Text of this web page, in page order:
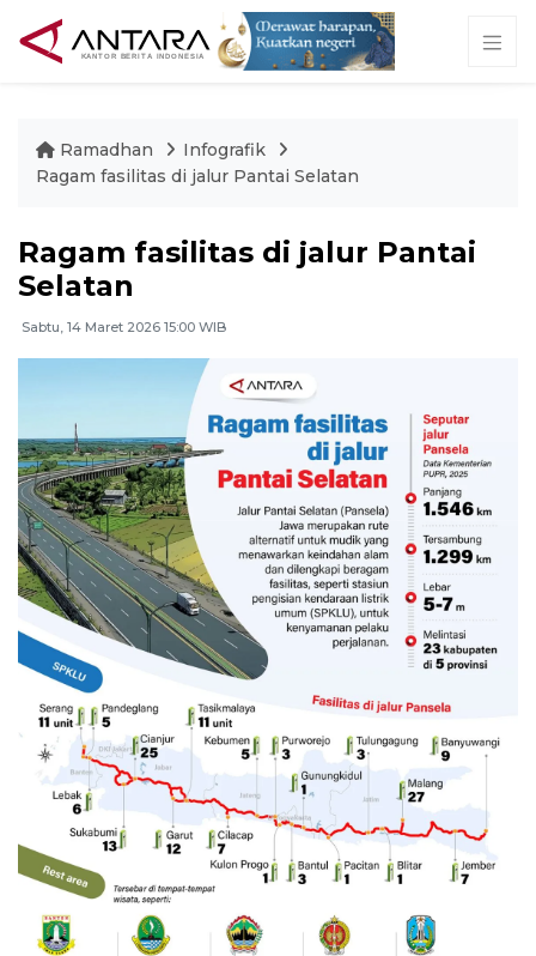
Ramadhan
Infografik
Ragam fasilitas di jalur Pantai Selatan
Ragam fasilitas di jalur Pantai
Selatan
Sabtu, 14 Maret 2026 15:00 WIB